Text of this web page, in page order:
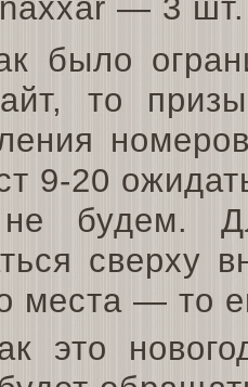
— 3
было
то
9-20
будем.
сверху
места — то
это